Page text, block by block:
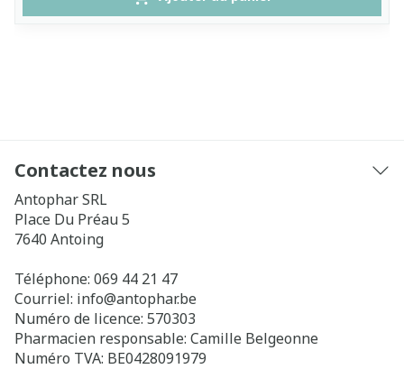
Contactez nous
Antophar SRL
Place Du Préau 5
7640 Antoing
Téléphone: 069 44 21 47
Courriel: info@antophar.be
Numéro de licence: 570303
Pharmacien responsable: Camille Belgeonne
Numéro TVA: BE0428091979